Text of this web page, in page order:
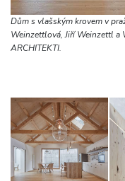
Dům s vlašským krovem v
Weinzettlová, Jiří Weinzettl a
ARCHITEKTI.